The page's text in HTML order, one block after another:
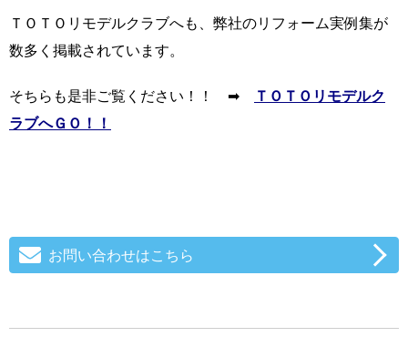
ＴＯＴＯリモデルクラブへも、弊社のリフォーム実例集が
数多く掲載されています。
そちらも是非ご覧ください！！ ➡
ＴＯＴＯリモデルク
ラブへＧＯ！！
お問い合わせはこちら